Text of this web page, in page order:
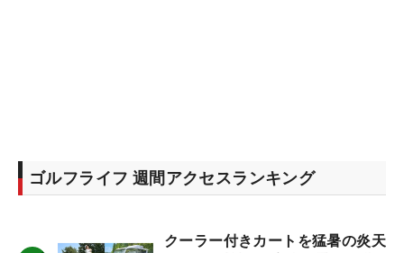
ゴルフライフ 週間アクセスランキング
クーラー付きカートを猛暑の炎天